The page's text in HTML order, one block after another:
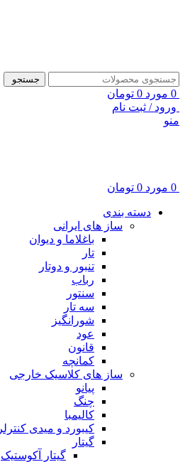
جستجو
0 مورد 0 تومان
ورود / ثبت نام
منو
0 مورد 0 تومان
دسته بندی
ساز های ایرانی
باغلاما و دیوان
تار
تنبور و دوتار
رباب
سنتور
سه تار
شورانگیز
عود
قانون
کمانچه
ساز های کلاسیک خارجی
پیانو
چنگ
کالیمبا
کیبورد و میدی کنترلر
گیتار
گیتار آکوستیک